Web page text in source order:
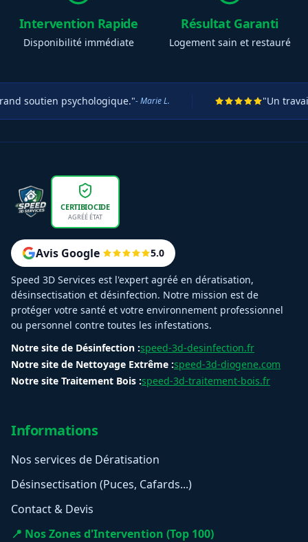
Intervention Rapide
Disponibilité immédiate
Résultat Garanti
Logement sain et restauré
psychologique."- Marie L. "Un travail
CERTIBIOCIDE
AGRÉÉ ÉTAT
Avis Google 5.0
Speed 3D Services est l'expert agréé en dératisation,
désinsectisation et désinfection. Notre mission est de
protéger votre santé et votre environnement professionnel
ou personnel contre toutes les infestations.
Notre site de Désinfection :speed-3d-desinfection.fr
Notre site de Nettoyage Extrême :speed-3d-diogene.com
Notre site Traitement Bois :speed-3d-traitement-bois.fr
Informations
Nos services de Dératisation
Désinsectisation (Puces, Cafards...)
Contact & Devis
📍 Nos Zones d'Intervention (Top 100)